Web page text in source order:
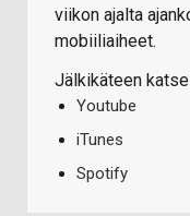
viikon ajalta
mobiiliaiheet.
Jälkikäteen
Youtube
iTunes
Spotify